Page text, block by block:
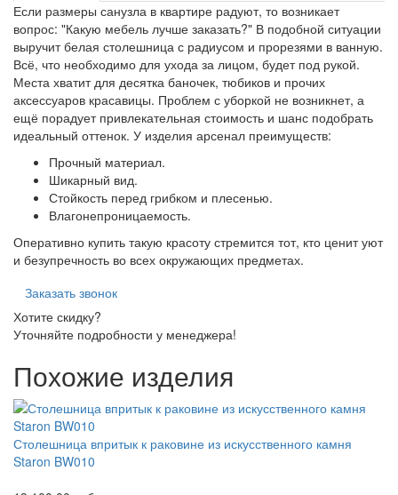
Если размеры санузла в квартире радуют, то возникает
вопрос: "Какую мебель лучше заказать?" В подобной ситуации
выручит белая столешница с радиусом и прорезями в ванную.
Всё, что необходимо для ухода за лицом, будет под рукой.
Места хватит для десятка баночек, тюбиков и прочих
аксессуаров красавицы. Проблем с уборкой не возникнет, а
ещё порадует привлекательная стоимость и шанс подобрать
идеальный оттенок. У изделия арсенал преимуществ:
Прочный материал.
Шикарный вид.
Стойкость перед грибком и плесенью.
Влагонепроницаемость.
Оперативно купить такую красоту стремится тот, кто ценит уют
и безупречность во всех окружающих предметах.
Заказать звонок
Хотите скидку?
Уточняйте подробности у менеджера!
Похожие изделия
Столешница впритык к раковине из искусственного камня
Staron BW010